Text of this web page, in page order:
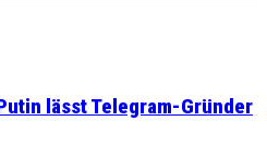
lässt Telegram-Gründer